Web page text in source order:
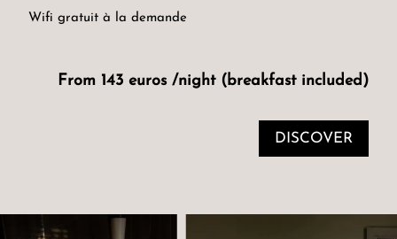
Wifi gratuit à la demande
From 143 euros /night (breakfast included)
DISCOVER